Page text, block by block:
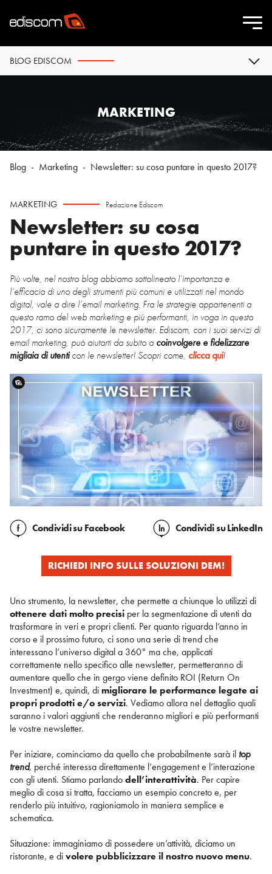
BLOG EDISCOM
MARKETING
Blog - Marketing - Newsletter: su cosa puntare in questo 2017?
MARKETING Redazione Ediscom
Newsletter: su cosa
puntare in questo 2017?
Più volte, nel nostro blog abbiamo sottolineato l’importanza e
l’efficacia di uno degli strumenti più comuni e utilizzati nel mondo
digital, vale a dire l’email marketing. Fra le strategie appartenenti a
questo ramo del web marketing e più performanti, in voga in questo
2017, ci sono sicuramente le newsletter. Ediscom, con i suoi servizi di
email marketing, può aiutarti da subito a coinvolgere e fidelizzare
migliaia di utenticon le newsletter! Scopri come, clicca qui!
Condividisu Facebook Condividisu LinkedIn
RICHIEDI INFO SULLE SOLUZIONI DEM!
Uno strumento, la newsletter, che permette a chiunque lo utilizzi di
ottenere dati molto precisi per la segmentazione di utenti da
trasformare in veri e propri clienti. Per quanto riguarda l’anno in
corso e il prossimo futuro, ci sono una serie di trend che
interessano l’universo digital a 360° ma che, applicati
correttamente nello specifico alle newsletter, permetteranno di
aumentare quello che in gergo viene definito ROI (Return On
Investment) e, quindi, dimigliorare le performance legate ai
propri prodotti e/o servizi. Vediamo allora nel dettaglio quali
saranno i valori aggiunti che renderanno migliori e più performanti
le vostre newsletter.
Per iniziare, cominciamo da quello che probabilmente sarà il top
trend, perché interessa direttamente l’engagement e l’interazione
con gli utenti. Stiamo parlandodell’interattività. Per capire
meglio di cosa si tratta, facciamo un esempio concreto e, per
renderlo più intuitivo, ragioniamolo in maniera semplice e
schematica.
Situazione: immaginiamo di possedere un’attività, diciamo un
ristorante, e divolere pubblicizzare il nostro nuovo menu.